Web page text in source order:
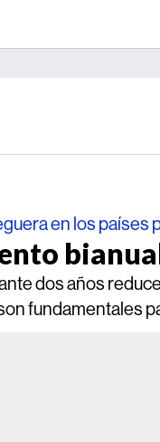
en los países
dos años
fundamentales